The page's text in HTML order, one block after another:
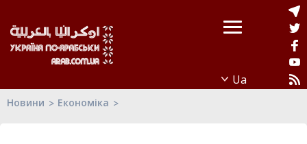
Новини Економіка